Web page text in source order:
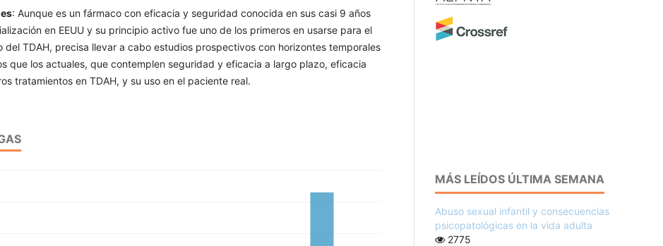
: Aunque es un fármaco con eficacia y seguridad conocida en sus casi 9 años
en EEUU y su principio activo fue uno de los primeros en usarse para el
del TDAH, precisa llevar a cabo estudios prospectivos con horizontes temporales
que los actuales, que contemplen seguridad y eficacia a largo plazo, eficacia
tratamientos en TDAH, y su uso en el paciente real.
MÁS LEÍDOS ÚLTIMA SEMANA
Abuso sexual infantil y consecuencias
psicopatológicas en la vida adulta
2775